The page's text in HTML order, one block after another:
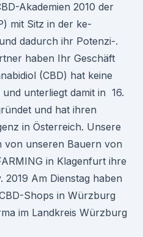
Akademien 2010 der
mit Sitz in der ke-
dadurch ihr Potenzi-.
haben Ihr Geschäft
(CBD) hat keine
unterliegt damit in 16.
und hat ihren
in Österreich. Unsere
von unseren Bauern von
in Klagenfurt ihre
Am Dienstag haben
Shops in Würzburg
im Landkreis Würzburg